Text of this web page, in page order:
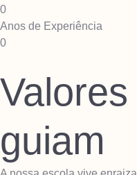
0
Anos de Experiência
0
guiam